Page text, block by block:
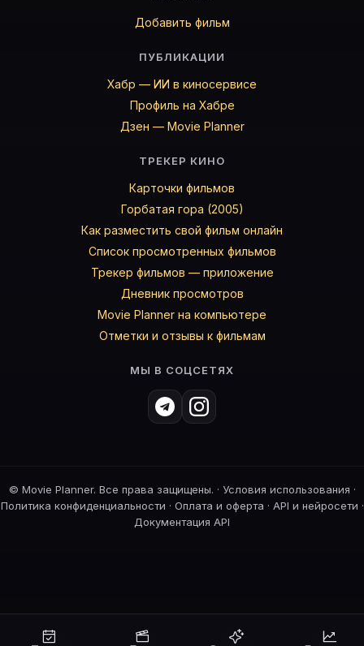
Добавить фильм
ПУБЛИКАЦИИ
Хабр — ИИ в киносервисе
Профиль на Хабре
Дзен — Movie Planner
ТРЕКЕР КИНО
Карточки фильмов
Горбатая гора (2005)
Как разместить свой фильм онлайн
Список просмотренных фильмов
Трекер фильмов — приложение
Дневник просмотров
Movie Planner на компьютере
Отметки и отзывы к фильмам
МЫ В СОЦСЕТЯХ
© Movie Planner. Все права защищены. · Условия использования ·
Политика конфиденциальности · Оплата и оферта · API и нейросети ·
Документация API